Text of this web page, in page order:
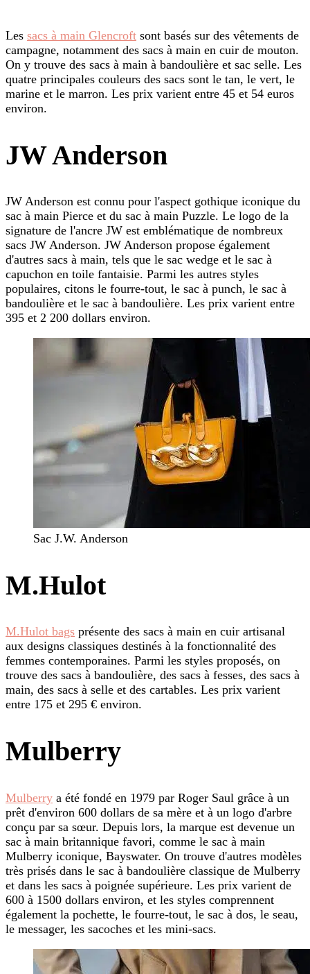
Les sacs à main Glencroft sont basés sur des vêtements de
campagne, notamment des sacs à main en cuir de mouton.
On y trouve des sacs à main à bandoulière et sac selle. Les
quatre principales couleurs des sacs sont le tan, le vert, le
marine et le marron. Les prix varient entre 45 et 54 euros
environ.
JW Anderson
JW Anderson est connu pour l'aspect gothique iconique du
sac à main Pierce et du sac à main Puzzle. Le logo de la
signature de l'ancre JW est emblématique de nombreux
sacs JW Anderson. JW Anderson propose également
d'autres sacs à main, tels que le sac wedge et le sac à
capuchon en toile fantaisie. Parmi les autres styles
populaires, citons le fourre-tout, le sac à punch, le sac à
bandoulière et le sac à bandoulière. Les prix varient entre
395 et 2 200 dollars environ.
Sac J.W. Anderson
M.Hulot
M.Hulot bags présente des sacs à main en cuir artisanal
aux designs classiques destinés à la fonctionnalité des
femmes contemporaines. Parmi les styles proposés, on
trouve des sacs à bandoulière, des sacs à fesses, des sacs à
main, des sacs à selle et des cartables. Les prix varient
entre 175 et 295 € environ.
Mulberry
Mulberry a été fondé en 1979 par Roger Saul grâce à un
prêt d'environ 600 dollars de sa mère et à un logo d'arbre
conçu par sa sœur. Depuis lors, la marque est devenue un
sac à main britannique favori, comme le sac à main
Mulberry iconique, Bayswater. On trouve d'autres modèles
très prisés dans le sac à bandoulière classique de Mulberry
et dans les sacs à poignée supérieure. Les prix varient de
600 à 1500 dollars environ, et les styles comprennent
également la pochette, le fourre-tout, le sac à dos, le seau,
le messager, les sacoches et les mini-sacs.